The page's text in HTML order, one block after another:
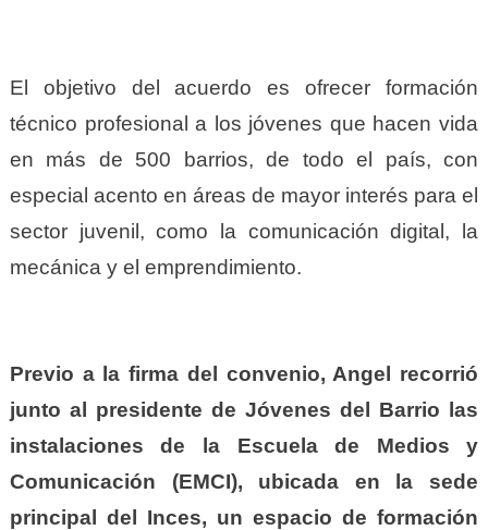
El objetivo del acuerdo es ofrecer formación
técnico profesional a los jóvenes que hacen vida
en más de 500 barrios, de todo el país, con
especial acento en áreas de mayor interés para el
sector juvenil, como la comunicación digital, la
mecánica y el emprendimiento.
Previo a la firma del convenio, Angel recorrió
junto al presidente de Jóvenes del Barrio las
instalaciones de la Escuela de Medios y
Comunicación (EMCI), ubicada en la sede
principal del Inces, un espacio de formación